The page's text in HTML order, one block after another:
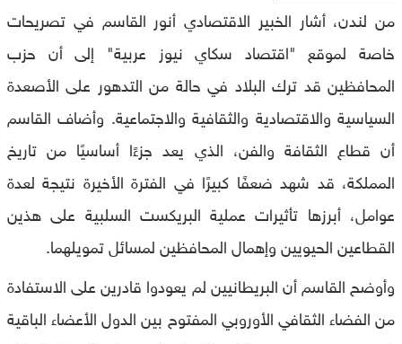
من لندن، أشار الخبير الاقتصادي أنور القاسم في تصريحات
خاصة لموقع "اقتصاد سكاي نيوز عربية" إلى أن حزب
المحافظين قد ترك البلاد في حالة من التدهور على الأصعدة
السياسية والاقتصادية والثقافية والاجتماعية. وأضاف القاسم
أن قطاع الثقافة والفن، الذي يعد جزءًا أساسيًا من تاريخ
المملكة، قد شهد ضعفًا كبيرًا في الفترة الأخيرة نتيجة لعدة
عوامل، أبرزها تأثيرات عملية البريكست السلبية على هذين
القطاعين الحيويين وإهمال المحافظين لمسائل تمويلهما.
وأوضح القاسم أن البريطانيين لم يعودوا قادرين على الاستفادة
من الفضاء الثقافي الأوروبي المفتوح بين الدول الأعضاء الباقية